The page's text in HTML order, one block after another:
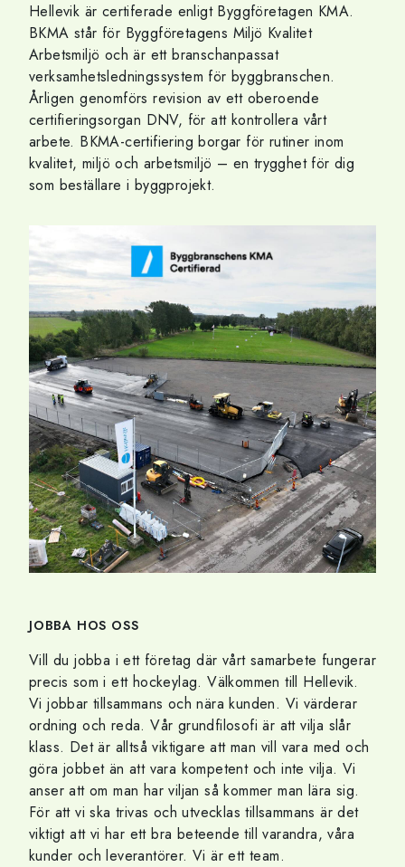
Hellevik är certiferade enligt Byggföretagen KMA.
BKMA står för Byggföretagens Miljö Kvalitet
Arbetsmiljö och är ett branschanpassat
verksamhetsledningssystem för byggbranschen.
Årligen genomförs revision av ett oberoende
certifieringsorgan DNV, för att kontrollera vårt
arbete. BKMA-certifiering borgar för rutiner inom
kvalitet, miljö och arbetsmiljö – en trygghet för dig
som beställare i byggprojekt.
JOBBA HOS OSS
Vill du jobba i ett företag där vårt samarbete fungerar
precis som i ett hockeylag. Välkommen till Hellevik.
Vi jobbar tillsammans och nära kunden. Vi värderar
ordning och reda. Vår grundfilosofi är att vilja slår
klass. Det är alltså viktigare att man vill vara med och
göra jobbet än att vara kompetent och inte vilja. Vi
anser att om man har viljan så kommer man lära sig.
För att vi ska trivas och utvecklas tillsammans är det
viktigt att vi har ett bra beteende till varandra, våra
kunder och leverantörer. Vi är ett team.